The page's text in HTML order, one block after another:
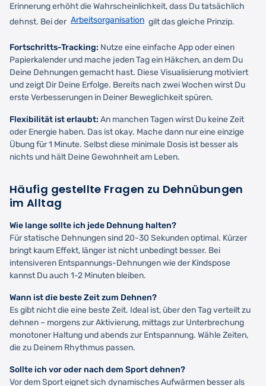
Erinnerung erhöht die Wahrscheinlichkeit, dass Du tatsächlich
dehnst. Bei der Arbeitsorganisation gilt das gleiche Prinzip.
Fortschritts-Tracking: Nutze eine einfache App oder einen
Papierkalender und mache jeden Tag ein Häkchen, an dem Du
Deine Dehnungen gemacht hast. Diese Visualisierung motiviert
und zeigt Dir Deine Erfolge. Bereits nach zwei Wochen wirst Du
erste Verbesserungen in Deiner Beweglichkeit spüren.
Flexibilität ist erlaubt: An manchen Tagen wirst Du keine Zeit
oder Energie haben. Das ist okay. Mache dann nur eine einzige
Übung für 1 Minute. Selbst diese minimale Dosis ist besser als
nichts und hält Deine Gewohnheit am Leben.
Häufig gestellte Fragen zu Dehnübungen
im Alltag
Wie lange sollte ich jede Dehnung halten?
Für statische Dehnungen sind 20-30 Sekunden optimal. Kürzer
bringt kaum Effekt, länger ist nicht unbedingt besser. Bei
intensiveren Entspannungs-Dehnungen wie der Kindspose
kannst Du auch 1-2 Minuten bleiben.
Wann ist die beste Zeit zum Dehnen?
Es gibt nicht die eine beste Zeit. Ideal ist, über den Tag verteilt zu
dehnen – morgens zur Aktivierung, mittags zur Unterbrechung
monotoner Haltung und abends zur Entspannung. Wähle Zeiten,
die zu Deinem Rhythmus passen.
Sollte ich vor oder nach dem Sport dehnen?
Vor dem Sport eignet sich dynamisches Aufwärmen besser als